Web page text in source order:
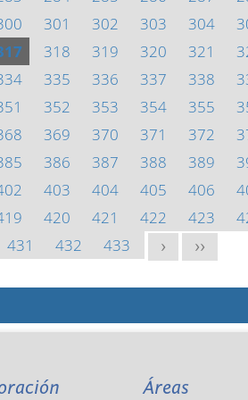
301 302 303 304
318 319 320 321
335 336 337 338
352 353 354 355
369 370 371 372
386 387 388 389
403 404 405 406
420 421 422 423
431
432 433 > >>
Áreas